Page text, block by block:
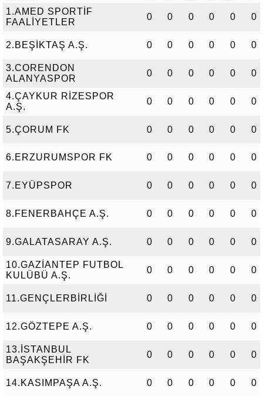
1.AMED SPORTİF
FAALİYETLER
0 0 0 0 0 0
2.BEŞİKTAŞ A.Ş. 0 0 0 0 0 0
3.CORENDON
ALANYASPOR
0 0 0 0 0 0
4.ÇAYKUR RİZESPOR
A.Ş.
0 0 0 0 0 0
5.ÇORUM FK 0 0 0 0 0 0
6.ERZURUMSPOR FK 0 0 0 0 0 0
7.EYÜPSPOR 0 0 0 0 0 0
8.FENERBAHÇE A.Ş. 0 0 0 0 0 0
9.GALATASARAY A.Ş. 0 0 0 0 0 0
10.GAZİANTEP FUTBOL
KULÜBÜ A.Ş.
0 0 0 0 0 0
11.GENÇLERBİRLİĞİ 0 0 0 0 0 0
12.GÖZTEPE A.Ş. 0 0 0 0 0 0
13.İSTANBUL
BAŞAKŞEHİR FK
0 0 0 0 0 0
14.KASIMPAŞA A.Ş. 0 0 0 0 0 0